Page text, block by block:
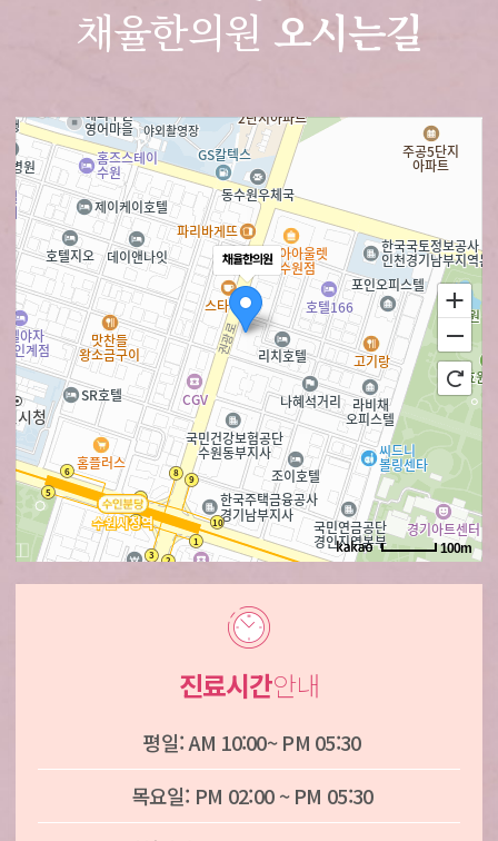
채율한의원 오시는길
채율한의원
100m
로드뷰 길찾기 지도 크게 보기
진료시간안내
평일: AM 10:00~ PM 05:30
목요일: PM 02:00 ~ PM 05:30